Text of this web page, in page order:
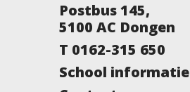
Postbus 145,
5100 AC Dongen
T 0162-315 650
School informatie